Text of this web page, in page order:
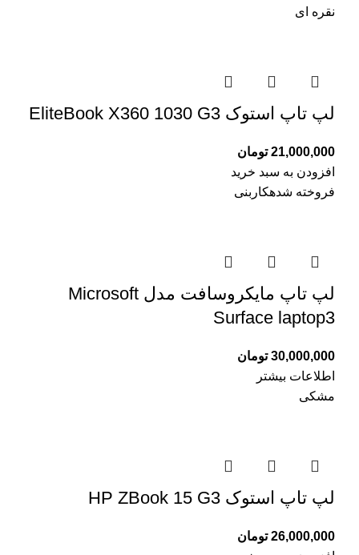
نقره ای
لپ تاپ استوک EliteBook X360 1030 G3
21,000,000 تومان
افزودن به سبد خرید
فروخته شدهکاربنی
لپ تاپ مایکروسافت مدل Microsoft
Surface laptop3
30,000,000 تومان
اطلاعات بیشتر
مشکی
لپ تاپ استوک HP ZBook 15 G3
26,000,000 تومان